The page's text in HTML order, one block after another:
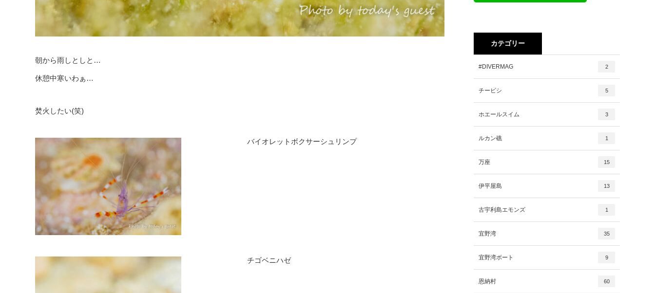
朝から雨しとしと…
休憩中寒いわぁ…
焚火したい(笑)
バイオレットボクサーシュリンプ
チゴベニハゼ
カテゴリー
#DIVERMAG 2
チービシ 5
ホエールスイム 3
ルカン礁 1
万座 15
伊平屋島 13
古宇利島エモンズ 1
宜野湾 35
宜野湾ボート 9
恩納村 60